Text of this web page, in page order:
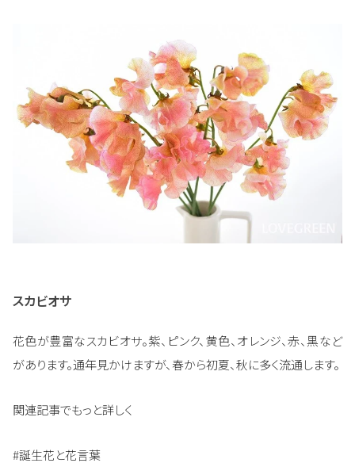
スカビオサ
花色が豊富なスカビオサ。紫、ピンク、黄色、オレンジ、赤、黒など
があります。通年見かけますが、春から初夏、秋に多く流通します。
関連記事でもっと詳しく
#誕生花と花言葉